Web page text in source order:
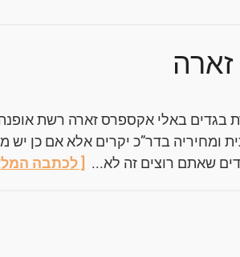
בגדים באלי אקספרס זארה רשת
ומחיריה בדר”כ יקרים אלא אם כן
שאתם רוצים זה לא... [ לכתבה